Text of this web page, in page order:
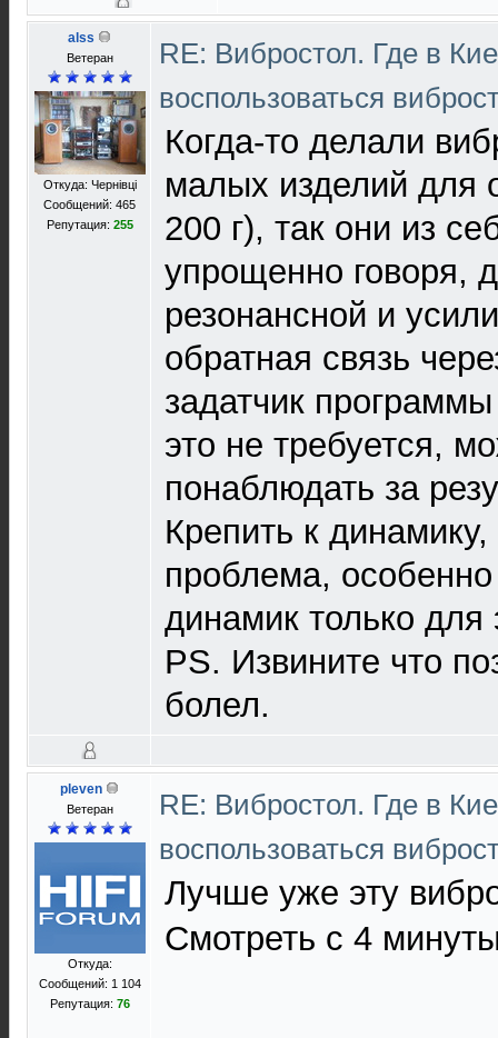
alss
Ветеран
Откуда: Чернівці
Сообщений: 465
Репутация: 255
RE: Вибростол. Где в
воспользоваться
Когда-то делали
малых изделий для
200 г), так они из
упрощенно говоря,
резонансной и
обратная связь
задатчик
это не требуется,
понаблюдать за
Крепить к
проблема,
динамик только для
PS. Извините что
болел.
pleven
Ветеран
Откуда:
Сообщений: 1 104
Репутация: 76
RE: Вибростол. Где в
воспользоваться
Лучше уже эту
Смотреть с 4